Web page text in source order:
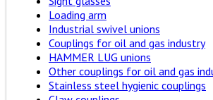
Loading arm
Industrial swivel unions
Couplings for oil and gas industry
HAMMER LUG unions
Other couplings for oil and gas
Stainless steel hygienic couplings